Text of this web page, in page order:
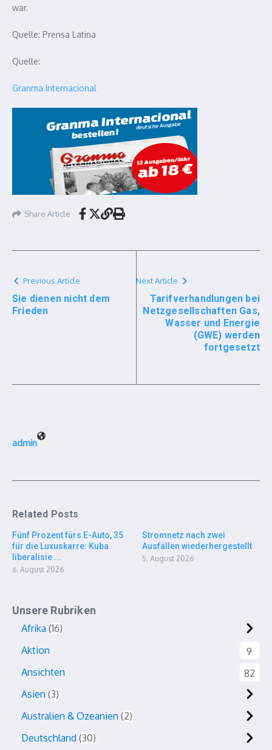
war.
Quelle: Prensa Latina
Quelle:
Granma Internacional
Share Article
Previous Article
Sie dienen nicht dem
Frieden
Next Article
Tarifverhandlungen bei
Netzgesellschaften Gas,
Wasser und Energie
(GWE) werden
fortgesetzt
admin
Related Posts
Fünf Prozent fürs E-Auto, 35
für die Luxuskarre: Kuba
liberalisie ...
6. August 2026
Stromnetz nach zwei
Ausfällen wiederhergestellt
5. August 2026
Unsere Rubriken
Afrika 16
Aktion
9
Ansichten
82
Asien 3
Australien & Ozeanien 2
Deutschland 30